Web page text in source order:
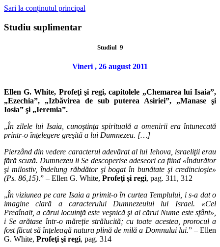
Sari la conținutul principal
Studiu suplimentar
Studiul 9
Vineri , 26 august 2011
Ellen G. White, Profeţi şi regi, capitolele „Chemarea lui Isaia”,
„Ezechia”, „Izbăvirea de sub puterea Asiriei”, „Manase şi
Iosia” şi „Ieremia”.
„În zilele lui Isaia, cunoştinţa spirituală a omenirii era întunecată
printr-o înţelegere greşită a lui Dumnezeu. […]
Pierzând din vedere caracterul adevărat al lui Iehova, israeliţii erau
fără scuză. Dumnezeu li Se descoperise adeseori ca fiind «îndurător
şi milostiv, îndelung răbdător şi bogat în bunătate şi credincioşie»
(Ps. 86,15).” – Ellen G. White, Profeţi şi regi, pag. 311, 312
„În viziunea pe care Isaia a primit-o în curtea Templului, i s-a dat o
imagine clară a caracterului Dumnezeului lui Israel. «Cel
Preaînalt, a cărui locuinţă este veşnică şi al cărui Nume este sfânt»,
i Se arătase într-o măreţie strălucită; cu toate acestea, prorocul a
fost făcut să înţeleagă natura plină de milă a Domnului lui.” – Ellen
G. White, Profeţi şi regi, pag. 314